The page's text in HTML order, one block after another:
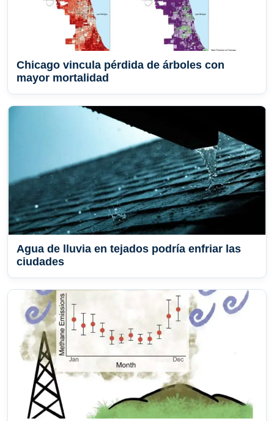
Chicago vincula pérdida de árboles con
mayor mortalidad
Agua de lluvia en tejados podría enfriar las
ciudades